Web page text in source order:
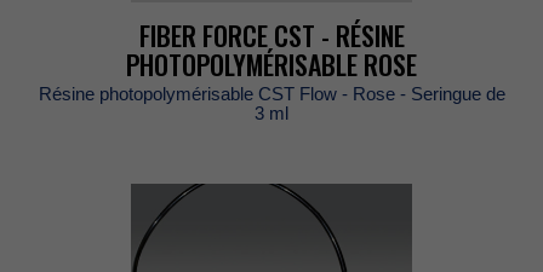
FIBERFORCECST-RÉSINE
PHOTOPOLYMÉRISABLEROSE
RésinephotopolymérisableCSTFlow-Rose-Seringuede
3ml